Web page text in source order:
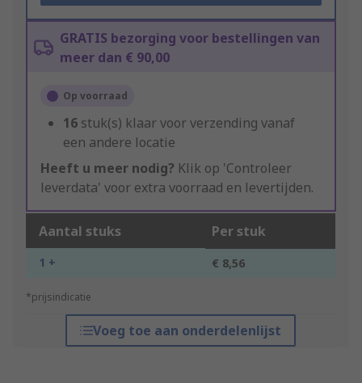
GRATIS bezorging voor bestellingen van
meer dan € 90,00
Op voorraad
16 stuk(s) klaar voor verzending vanaf
een andere locatie
Heeft u meer nodig? Klik op 'Controleer
leverdata' voor extra voorraad en levertijden.
Aantal stuks Per stuk
1 + € 8,56
*prijsindicatie
Voeg toe aan onderdelenlijst